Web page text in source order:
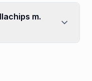
m.